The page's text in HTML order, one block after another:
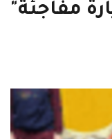
مفاجئة"